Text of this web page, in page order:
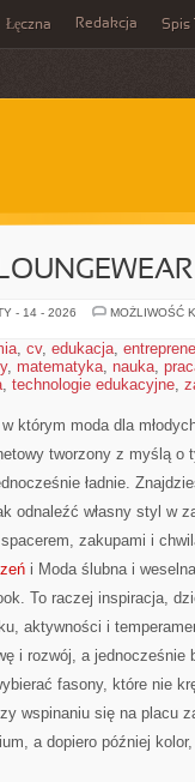
Łęczna Redakcja Spis
- 14 - 2026
MOŻLIWOŚĆ
, cv, edukacja,
, matematyka, nauka,
, technologie edukacyjne,
którym moda dla
tworzony z myślą o
ładnie.
odnaleźć własny styl w
zakupami i
i Moda ślubna i
To raczej inspiracja,
aktywności i
i rozwój, a
fasony, które nie
wspinaniu się na placu
a dopiero później